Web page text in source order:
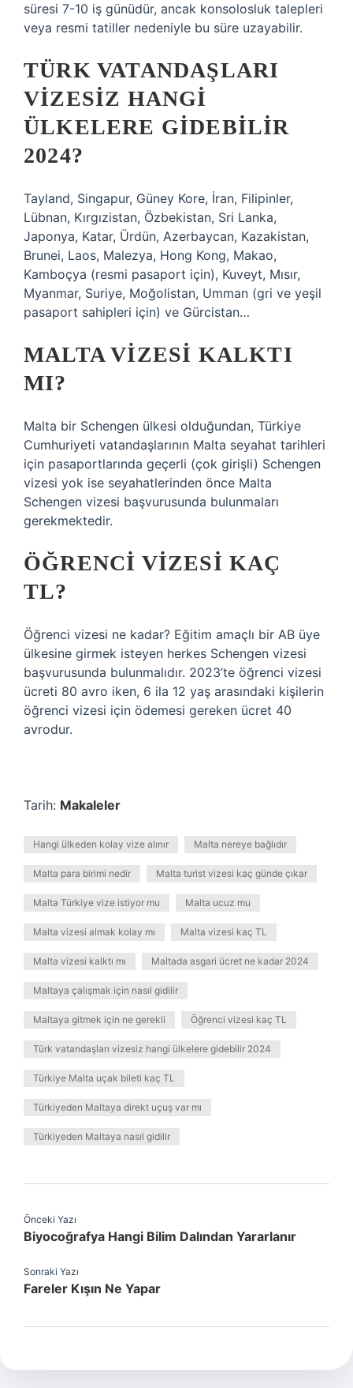
süresi 7-10 iş günüdür, ancak konsolosluk talepleri
veya resmi tatiller nedeniyle bu süre uzayabilir.
TÜRK VATANDAŞLARI
VIZESIZ HANGI
ÜLKELERE GIDEBILIR
2024?
Tayland, Singapur, Güney Kore, İran, Filipinler,
Lübnan, Kırgızistan, Özbekistan, Sri Lanka,
Japonya, Katar, Ürdün, Azerbaycan, Kazakistan,
Brunei, Laos, Malezya, Hong Kong, Makao,
Kamboçya (resmi pasaport için), Kuveyt, Mısır,
Myanmar, Suriye, Moğolistan, Umman (gri ve yeşil
pasaport sahipleri için) ve Gürcistan…
MALTA VIZESI KALKTI
MI?
Malta bir Schengen ülkesi olduğundan, Türkiye
Cumhuriyeti vatandaşlarının Malta seyahat tarihleri ​​
için pasaportlarında geçerli (çok girişli) Schengen
vizesi yok ise seyahatlerinden önce Malta
Schengen vizesi başvurusunda bulunmaları
gerekmektedir.
ÖĞRENCI VIZESI KAÇ
TL?
Öğrenci vizesi ne kadar? Eğitim amaçlı bir AB üye
ülkesine girmek isteyen herkes Schengen vizesi
başvurusunda bulunmalıdır. 2023’te öğrenci vizesi
ücreti 80 avro iken, 6 ila 12 yaş arasındaki kişilerin
öğrenci vizesi için ödemesi gereken ücret 40
avrodur.
Tarih: Makaleler
Hangi ülkeden kolay vize alınır Malta nereye bağlıdır
Malta para birimi nedir Malta turist vizesi kaç günde çıkar
Malta Türkiye vize istiyor mu Malta ucuz mu
Malta vizesi almak kolay mı Malta vizesi kaç TL
Malta vizesi kalktı mı Maltada asgari ücret ne kadar 2024
Maltaya çalışmak için nasıl gidilir
Maltaya gitmek için ne gerekli Öğrenci vizesi kaç TL
Türk vatandaşları vizesiz hangi ülkelere gidebilir 2024
Türkiye Malta uçak bileti kaç TL
Türkiyeden Maltaya direkt uçuş var mı
Türkiyeden Maltaya nasıl gidilir
Önceki Yazı
Biyocoğrafya Hangi Bilim Dalından Yararlanır
Sonraki Yazı
Fareler Kışın Ne Yapar